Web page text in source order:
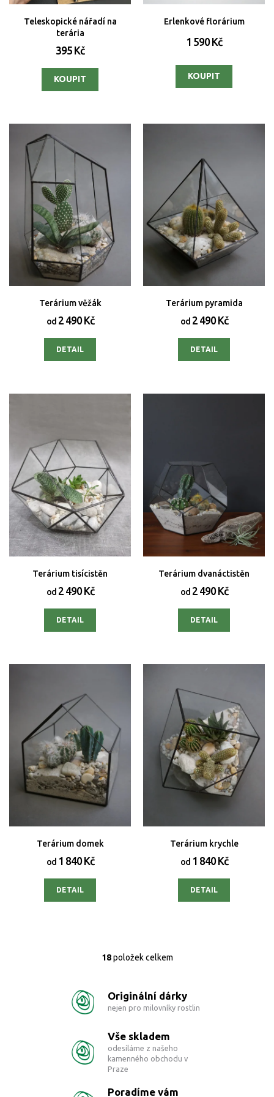
Teleskopické nářadí na
terária
395 Kč
Erlenkové florárium
1 590 Kč
Terárium věžák
od2 490 Kč
DETAIL
Terárium pyramida
od2 490 Kč
DETAIL
Terárium tisícistěn
od2 490 Kč
DETAIL
Terárium dvanáctistěn
od2 490 Kč
DETAIL
Terárium domek
od1 840 Kč
DETAIL
Terárium krychle
od1 840 Kč
DETAIL
O
á
d
c
í
p
k
18položek celkem
Originální dárky
nejen pro milovníky rostlin
Vše skladem
odesíláme z našeho
kamenného obchodu v
Praze
Poradíme vám